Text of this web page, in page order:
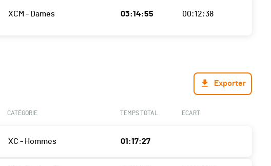
XCM - Dames 03:14:55 00:12:38
Exporter
CATÉGORIE TEMPS TOTAL ECART
XC - Hommes 01:17:27